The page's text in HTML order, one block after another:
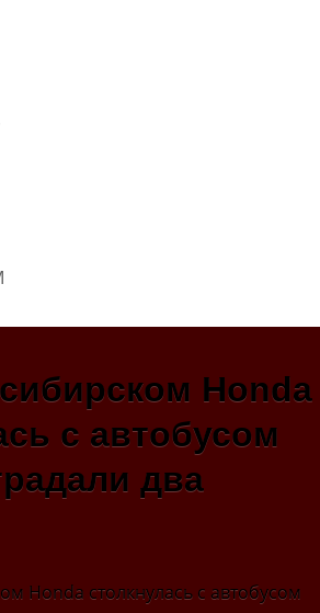
Honda
с автобусом
два